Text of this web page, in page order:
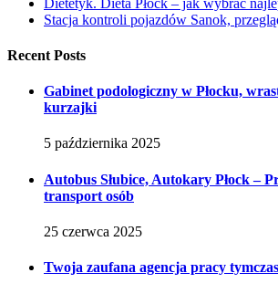
Stacja kontroli pojazdów Sanok,
Recent Posts
Gabinet podologiczny w Płocku,
kurzajki
5 października 2025
Autobus Słubice, Autokary Płock –
transport osób
25 czerwca 2025
Twoja zaufana agencja pracy